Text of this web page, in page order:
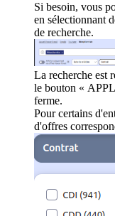
Si besoin, vous
en sélectionnant
de recherche.
La recherche est
le bouton «
ferme.
Pour certains
d'offres